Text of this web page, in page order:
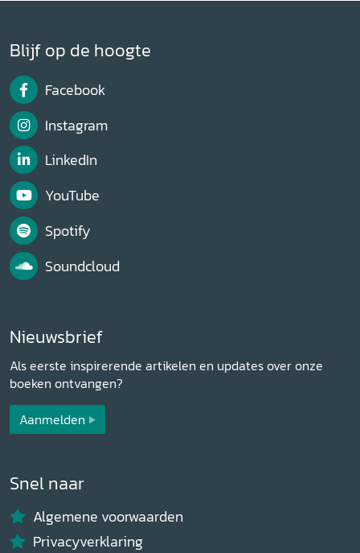
Blijf op de hoogte
Facebook
Instagram
LinkedIn
YouTube
Spotify
Soundcloud
Nieuwsbrief
Als eerste inspirerende artikelen en updates over onze
boeken ontvangen?
Aanmelden
Snel naar
Algemene voorwaarden
Privacyverklaring